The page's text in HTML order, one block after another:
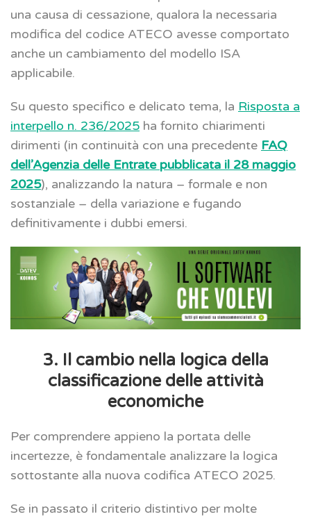
una causa di cessazione, qualora la necessaria
modifica del codice ATECO avesse comportato
anche un cambiamento del modello ISA
applicabile.
Su questo specifico e delicato tema, la Risposta a
interpello n. 236/2025 ha fornito chiarimenti
dirimenti (in continuità con una precedente FAQ
dell’Agenzia delle Entrate pubblicata il 28 maggio
2025), analizzando la natura – formale e non
sostanziale – della variazione e fugando
definitivamente i dubbi emersi.
3. Il cambio nella logica della
classificazione delle attività
economiche
Per comprendere appieno la portata delle
incertezze, è fondamentale analizzare la logica
sottostante alla nuova codifica ATECO 2025.
Se in passato il criterio distintivo per molte